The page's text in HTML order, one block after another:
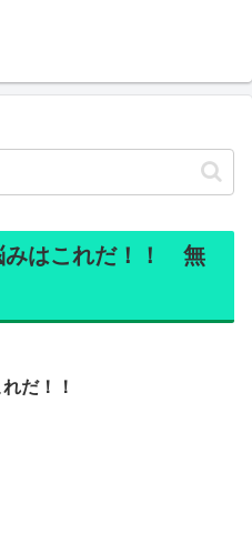
みはこれだ！！ 無
だ！！